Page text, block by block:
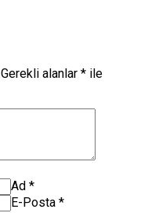
Gerekli alanlar * ile
Ad *
E-Posta *